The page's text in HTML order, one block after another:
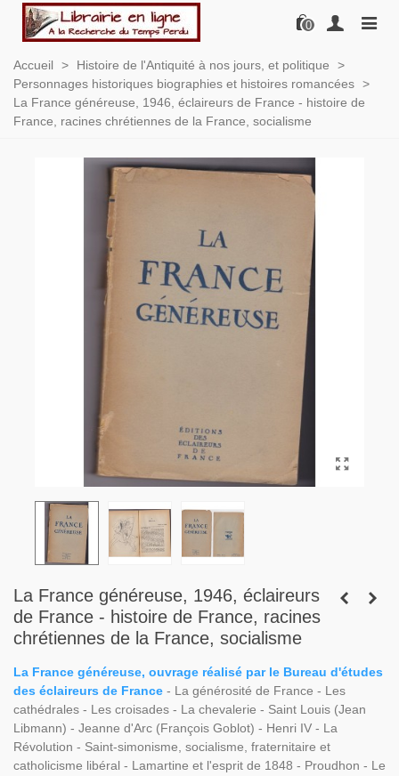
0
Accueil > Histoire de l'Antiquité à nos jours, et politique
>
Personnages historiques biographies et histoires romancées >
La France généreuse, 1946, éclaireurs de France - histoire de
France, racines chrétiennes de la France, socialisme
La France généreuse, 1946, éclaireurs
de France - histoire de France, racines
chrétiennes de la France, socialisme
La France généreuse, ouvrage réalisé par le Bureau d'études
des éclaireurs de France - La générosité de France - Les
cathédrales - Les croisades - La chevalerie - Saint Louis (Jean
Libmann) - Jeanne d'Arc (François Goblot) - Henri IV - La
Révolution - Saint-simonisme, socialisme, fraternitaire et
catholicisme libéral - Lamartine et l'esprit de 1848 - Proudhon - Le